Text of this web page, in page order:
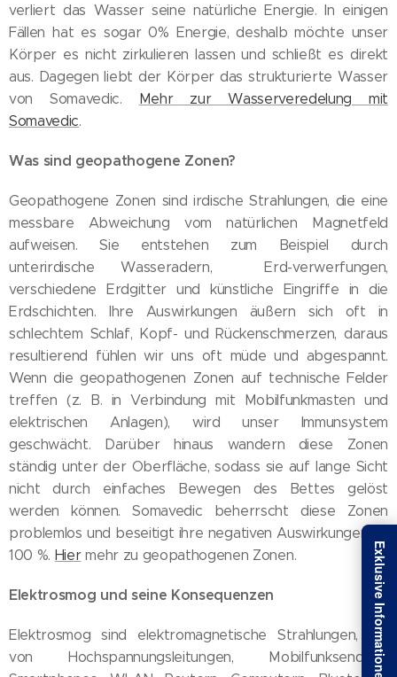
verliert das Wasser seine natürliche Energie. In einigen
Fällen hat es sogar 0% Energie, deshalb möchte unser
Körper es nicht zirkulieren lassen und schließt es direkt
aus. Dagegen liebt der Körper das strukturierte Wasser
von Somavedic. Mehr zur Wasserveredelung mit
Somavedic.
Was sind geopathogene Zonen?
Geopathogene Zonen sind irdische Strahlungen, die eine
messbare Abweichung vom natürlichen Magnetfeld
aufweisen. Sie entstehen zum Beispiel durch
unterirdische Wasseradern, Erd-verwerfungen,
verschiedene Erdgitter und künstliche Eingriffe in die
Erdschichten. Ihre Auswirkungen äußern sich oft in
schlechtem Schlaf, Kopf- und Rückenschmerzen, daraus
resultierend fühlen wir uns oft müde und abgespannt.
Wenn die geopathogenen Zonen auf technische Felder
treffen (z. B. in Verbindung mit Mobilfunkmasten und
elektrischen Anlagen), wird unser Immunsystem
geschwächt. Darüber hinaus wandern diese Zonen
ständig unter der Oberfläche, sodass sie auf lange Sicht
nicht durch einfaches Bewegen des Bettes gelöst
werden können. Somavedic beherrscht diese Zonen
problemlos und beseitigt ihre negativen Auswirkungen zu
100 %. Hiermehr zu geopathogenen Zonen.
Elektrosmog und seine Konsequenzen
Elektrosmog sind elektromagnetische Strahlungen, die
von Hochspannungsleitungen, Mobilfunksendern,